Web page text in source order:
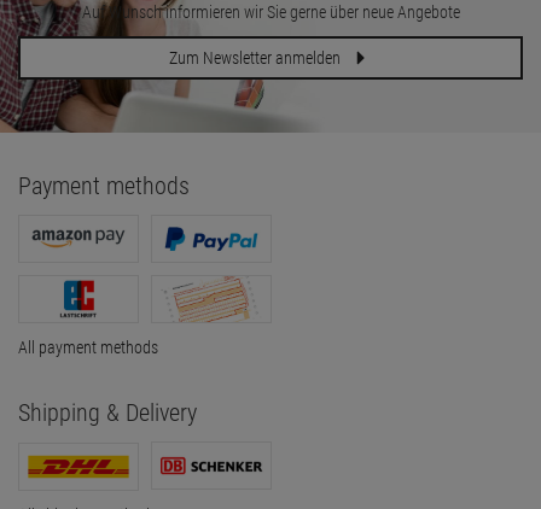
Auf Wunsch informieren wir Sie gerne über neue Angebote
Zum Newsletter anmelden
Payment methods
All payment methods
Shipping & Delivery